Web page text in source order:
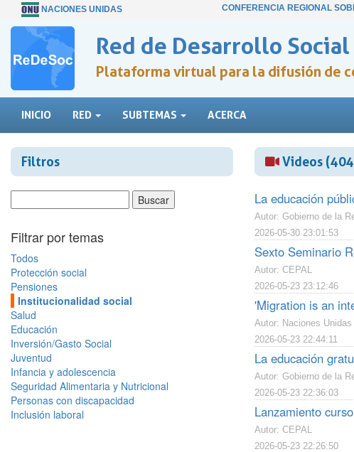
NACIONES UNIDAS CONFERENCIA REGIONAL
Red de Desarrollo
Plataforma virtual para la difusión de
INICIO RED SUBTEMAS ACERCA
Filtros
Filtrar por temas
Todos
Protección social
Pensiones
Institucionalidad social
Salud
Educación
Inversión/Gasto Social
Juventud
Infancia y adolescencia
Seguridad Alimentaria y Nutricional
Personas con discapacidad
Inclusión laboral
Videos
La educación
Autor: Gobierno de la
2026-05-30 23:01:53
Sexto Seminario
Autor: CEPAL
2026-05-23 23:12:46
'Migration is an
Autor: Naciones Unidas
2026-05-23 22:44:11
La educación
Autor: Gobierno de la
2026-05-23 22:36:03
Lanzamiento
Autor: CEPAL
2026-05-23 22:26:50